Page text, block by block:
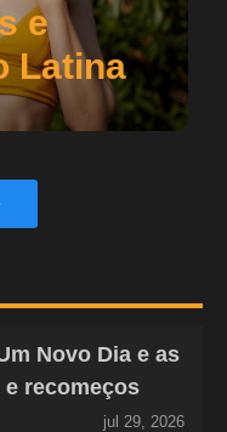
e
Latina
Novo Dia e as
recomeços
jul 29, 2026